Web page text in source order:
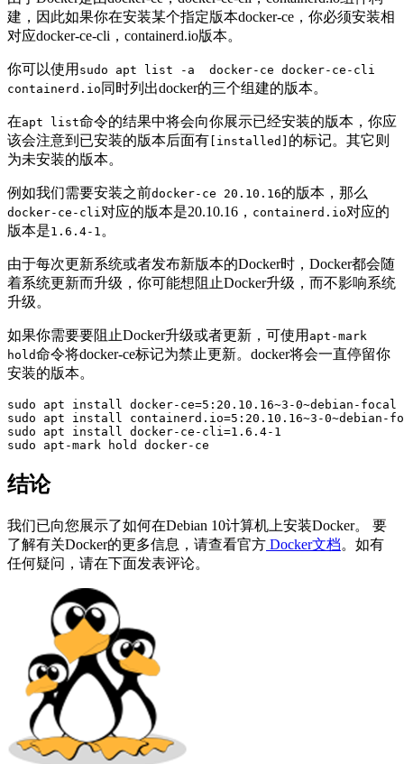
建，因此如果你在安装某个指定版本docker-ce，你必须安装相
对应docker-ce-cli，containerd.io版本。
你可以使用 sudo apt list -a docker-ce docker-ce-cli
containerd.io 同时列出docker的三个组建的版本。
在apt list命令的结果中将会向你展示已经安装的版本，你应
该会注意到已安装的版本后面有 [installed] 的标记。其它则
为未安装的版本。
例如我们需要安装之前docker-ce 20.10.16的版本，那么
docker-ce-cli对应的版本是20.10.16， containerd.io对应的
版本是1.6.4-1 。
由于每次更新系统或者发布新版本的Docker时，Docker都会随
着系统更新而升级，你可能想阻止Docker升级，而不影响系统
升级。
如果你需要要阻止Docker升级或者更新，可使用 apt-mark
hold命令将docker-ce标记为禁止更新。docker将会一直停留你
安装的版本。
sudo apt install docker-ce=5:20.10.16~3-0~debian-focal
sudo apt install containerd.io=5:20.10.16~3-0~debian-
sudo apt install docker-ce-cli=1.6.4-1
sudo apt-mark hold docker-ce
结论
我们已向您展示了如何在Debian 10计算机上安装Docker。 要
了解有关Docker的更多信息，请查看官方 Docker文档。如有
任何疑问，请在下面发表评论。